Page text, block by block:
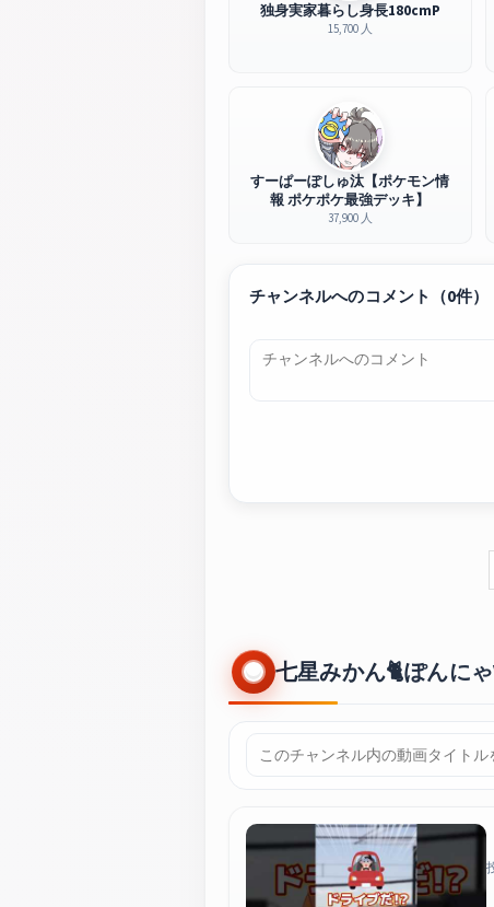
独身実家暮らし身長180cmP
15,700 人
すーぱーぽしゅ汰【ポケモン情
報 ポケポケ最強デッキ】
37,900 人
チャンネルへのコメント（0件）
七星みかん🐈ぽんに